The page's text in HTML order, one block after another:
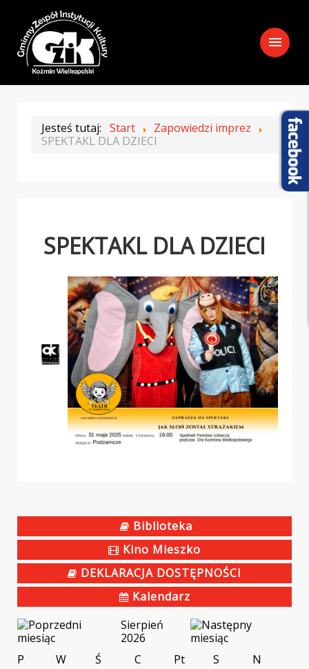
menu
Jesteś tutaj: Start
Zapowiedzi imprez
SPEKTAKL DLA DZIECI
SPEKTAKL DLA DZIECI
Biblioteka
Kino Mieszko
DEKLARACJA DOSTĘPNOŚCI
Kalendarz
Sierpień
2026
P
W Ś C Pt S
N